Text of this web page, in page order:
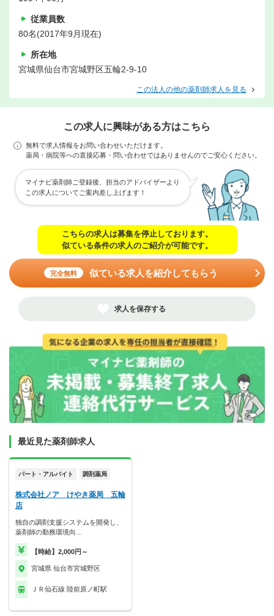
従業員数
80名(2017年9月現在)
所在地
宮城県仙台市宮城野区五輪2-9-10
この法人の他の薬剤師求人を見る
この求人に興味がある方はこちら
無料で求人情報をお問い合わせいただけます。
薬局・病院等への直接応募・問い合わせではありませんのでご安心ください。
マイナビ薬剤師ご登録後、担当のアドバイザーより
この求人についてご案内差し上げます！
こちらの求人は募集を停止しております。
似ている条件の求人のご紹介が可能です。
完全無料 似ている求人を紹介してもらう
求人を保存する
最近見た薬剤師求人
パート・アルバイト 調剤薬局
株式会社ノア けやき薬局 五輪
店
独自の調剤支援システムを開発し、
薬剤師の勤務環境向…
【時給】2,000円～
宮城県 仙台市宮城野区
ＪＲ仙石線 陸前原ノ町駅